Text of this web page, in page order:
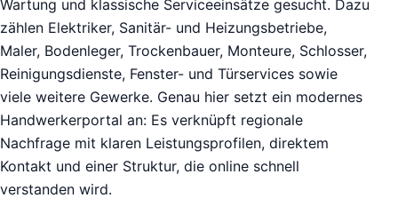
Wartung und klassische Serviceeinsätze gesucht. Dazu
zählen Elektriker, Sanitär- und Heizungsbetriebe,
Maler, Bodenleger, Trockenbauer, Monteure, Schlosser,
Reinigungsdienste, Fenster- und Türservices sowie
viele weitere Gewerke. Genau hier setzt ein modernes
Handwerkerportal an: Es verknüpft regionale
Nachfrage mit klaren Leistungsprofilen, direktem
Kontakt und einer Struktur, die online schnell
verstanden wird.